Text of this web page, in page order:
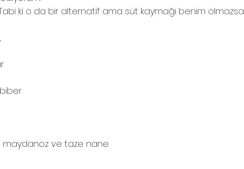
Tabi ki o da bir alternatif ama süt kaymağı benim olmazsa
biber
maydanoz ve taze nane